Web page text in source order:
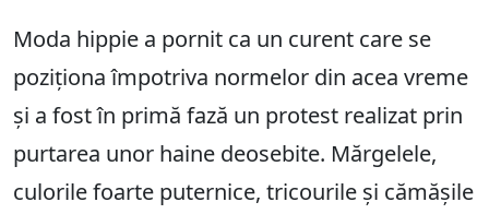
Moda hippie a pornit ca un curent care se
poziționa împotriva normelor din acea vreme
și a fost în primă fază un protest realizat prin
purtarea unor haine deosebite. Mărgelele,
culorile foarte puternice, tricourile și cămășile